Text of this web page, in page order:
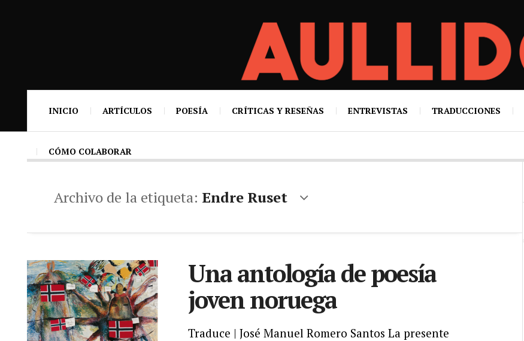
INICIO ARTÍCULOS POESÍA CRÍTICAS Y RESEÑAS ENTREVISTAS TRADUCCIONES
CÓMO COLABORAR
Archivo de la etiqueta: Endre Ruset
Una antología de poesía
joven noruega
Traduce | José Manuel Romero Santos La presente